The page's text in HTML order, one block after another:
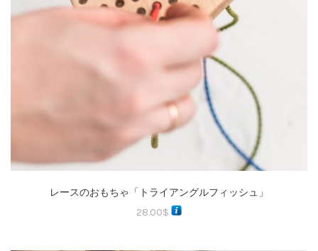
レースのおもちゃ「トライアングルフィッシュ」
28.00$